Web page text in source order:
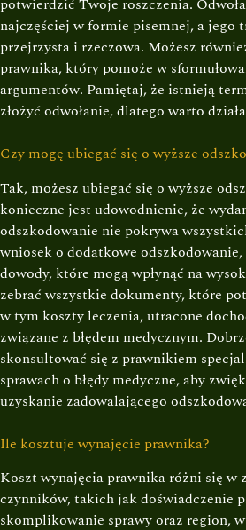
potwierdzić Twoje roszczenia.
najczęściej w formie pisemnej, a jego
przejrzysta i rzeczowa. Możesz
prawnika, który pomoże w
argumentów. Pamiętaj, że istnieją
złożyć odwołanie, dlatego warto
Czy mogę ubiegać się o wyższe
Tak, możesz ubiegać się o wyższe
konieczne jest udowodnienie, że
odszkodowanie nie pokrywa
wniosek o dodatkowe
dowody, które mogą wpłynąć na
zebrać wszystkie dokumenty, które
w tym koszty leczenia, utracone
związane z błędem medycznym.
skonsultować się z prawnikiem
sprawach o błędy medyczne, aby
uzyskanie zadowalającego
Ile kosztuje wynajęcie prawnika?
Koszt wynajęcia prawnika różni się w
czynników, takich jak doświadczenie
skomplikowanie sprawy oraz region,